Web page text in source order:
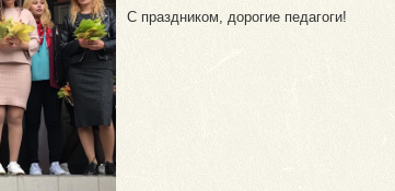
С праздником, дорогие педагоги!